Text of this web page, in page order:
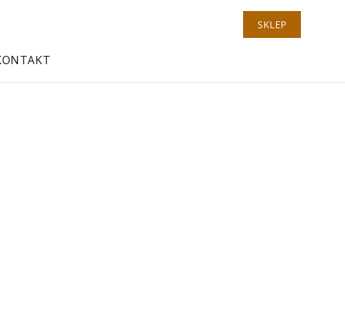
SKLEP